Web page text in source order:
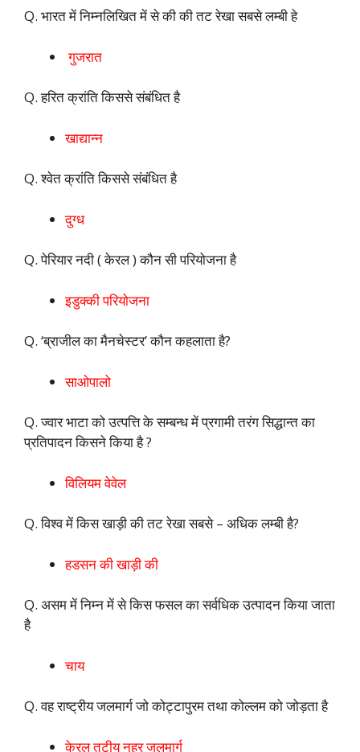
Q. भारत में निम्नलिखित में से की की तट रेखा सबसे लम्बी हे
गुजरात
Q. हरित क्रांति किससे संबंधित है
खाद्यान्न
Q. श्वेत क्रांति किससे संबंधित है
दुग्ध
Q. पेरियार नदी ( केरल ) कौन सी परियोजना है
इडुक्की परियोजना
Q. ‘ब्राजील का मैनचेस्टर’ कौन कहलाता है?
साओपालो
Q. ज्वार भाटा को उत्पत्ति के सम्बन्ध में प्रगामी तरंग सिद्धान्त का
प्रतिपादन किसने किया है ?
विलियम वेवेल
Q. विश्व में किस खाड़ी की तट रेखा सबसे – अधिक लम्बी है?
हडसन की खाड़ी की
Q. असम में निम्न में से किस फसल का सर्वधिक उत्पादन किया जाता
है
चाय
Q. वह राष्ट्रीय जलमार्ग जो कोट्टापुरम तथा कोल्लम को जोड़ता है
केरल तटीय नहर जलमार्ग